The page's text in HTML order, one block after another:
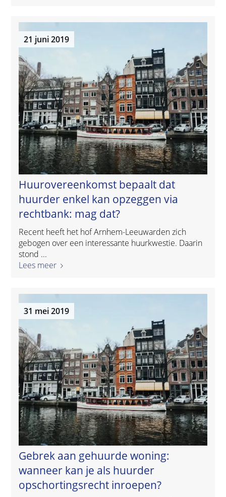
Huurovereenkomst bepaalt dat
huurder enkel kan opzeggen via
rechtbank: mag dat?
21 juni 2019
Recent heeft het hof Arnhem-Leeuwarden zich
gebogen over een interessante huurkwestie. Daarin
stond ...
Lees meer
Gebrek aan gehuurde woning:
wanneer kan je als huurder
opschortingsrecht inroepen?
31 mei 2019